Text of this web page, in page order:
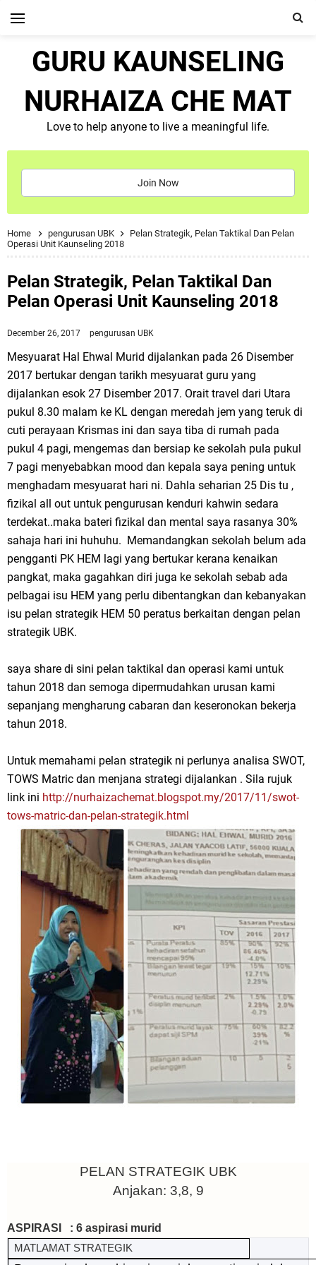
GURU KAUNSELING
NURHAIZA CHE MAT
Love to help anyone to live a meaningful life.
Join Now
Home pengurusan UBK
Pelan Strategik, Pelan Taktikal Dan Pelan
Operasi Unit Kaunseling 2018
Pelan Strategik, Pelan Taktikal Dan
Pelan Operasi Unit Kaunseling 2018
December 26, 2017 pengurusan UBK
Mesyuarat Hal Ehwal Murid dijalankan pada 26 Disember
2017 bertukar dengan tarikh mesyuarat guru yang
dijalankan esok 27 Disember 2017. Orait travel dari Utara
pukul 8.30 malam ke KL dengan meredah jem yang teruk di
cuti perayaan Krismas ini dan saya tiba di rumah pada
pukul 4 pagi, mengemas dan bersiap ke sekolah pula pukul
7 pagi menyebabkan mood dan kepala saya pening untuk
menghadam mesyuarat hari ni. Dahla seharian 25 Dis tu ,
fizikal all out untuk pengurusan kenduri kahwin sedara
terdekat..maka bateri fizikal dan mental saya rasanya 30%
sahaja hari ini huhuhu. Memandangkan sekolah belum ada
pengganti PK HEM lagi yang bertukar kerana kenaikan
pangkat, maka gagahkan diri juga ke sekolah sebab ada
pelbagai isu HEM yang perlu dibentangkan dan kebanyakan
isu pelan strategik HEM 50 peratus berkaitan dengan pelan
strategik UBK.
saya share di sini pelan taktikal dan operasi kami untuk
tahun 2018 dan semoga dipermudahkan urusan kami
sepanjang mengharung cabaran dan keseronokan bekerja
tahun 2018.
Untuk memahami pelan strategik ni perlunya analisa SWOT,
TOWS Matric dan menjana strategi dijalankan . Sila rujuk
link ini http://nurhaizachemat.blogspot.my/2017/11/swot-
tows-matric-dan-pelan-strategik.html
PELAN STRATEGIK UBK
Anjakan: 3,8, 9
ASPIRASI : 6 aspirasi murid
MATLAMAT STRATEGIK